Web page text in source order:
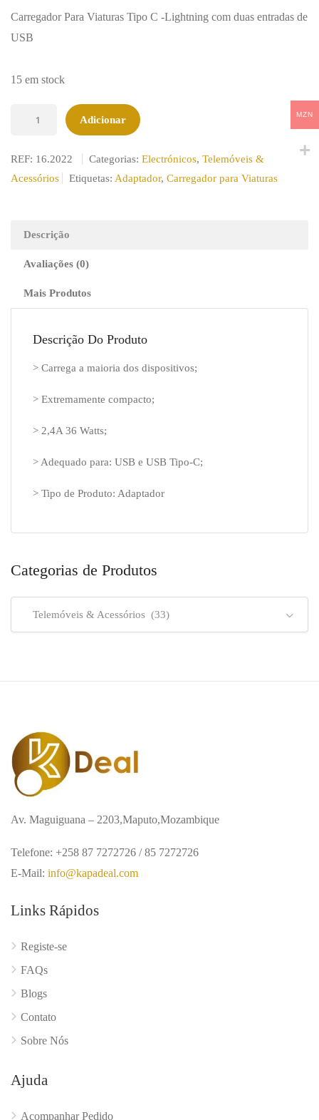
Carregador Para Viaturas Tipo C -Lightning com duas entradas de
USB
15 em stock
Viaturas
Adicionar
REF: 16.2022 Categorias: Electrónicos, Telemóveis &
Acessórios
Etiquetas: Adaptador, Carregador para Viaturas
Descrição
Avaliações (0)
Mais Produtos
Descrição Do Produto
> Carrega a maioria dos dispositivos;
> Extremamente compacto;
> 2,4A 36 Watts;
> Adequado para: USB e USB Tipo-C;
> Tipo de Produto: Adaptador
Categorias de Produtos
Telemóveis & Acessórios (33)
Av. Maguiguana – 2203,Maputo,Mozambique
Telefone: +258 87 7272726 / 85 7272726
E-Mail: info@kapadeal.com
Links Rápidos
Registe-se
FAQs
Blogs
Contato
Sobre Nós
Ajuda
Acompanhar Pedido
MZN